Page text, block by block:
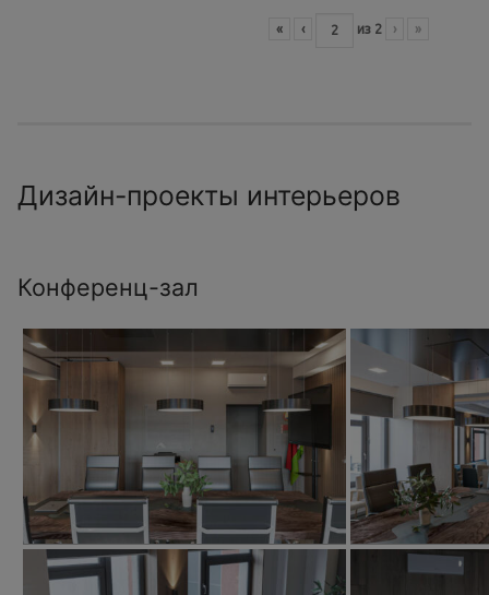
« ‹ из 2 › »
Дизайн-проекты интерьеров
Конференц-зал